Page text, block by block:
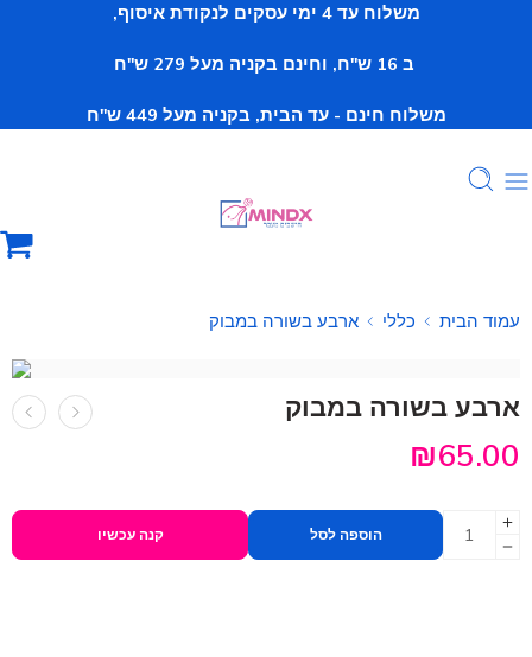
משלוח עד 4 ימי עסקים לנקודת איסוף,
ב 16 ש"ח, וחינם בקניה מעל 279 ש"ח
משלוח חינם - עד הבית, בקניה מעל 449 ש"ח
עמוד הבית כללי ארבע בשורה במבוק
ארבע בשורה במבוק
₪65.00
הוספה לסל קנה עכשיו